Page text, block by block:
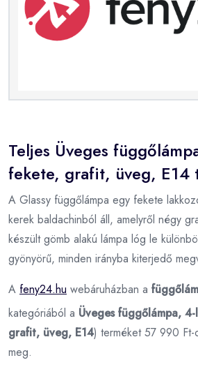
Teljes Üveges
fekete, grafit, üveg, E14
A Glassy függőlámpa egy fekete
kerek baldachinból áll, amelyről négy
készült gömb alakú lámpa lóg le
gyönyörű, minden irányba kiterjedő
A feny24.hu webáruházban a
kategóriából a Üveges függőlámpa,
grafit, üveg, E14) terméket 57 990 Ft-
meg.